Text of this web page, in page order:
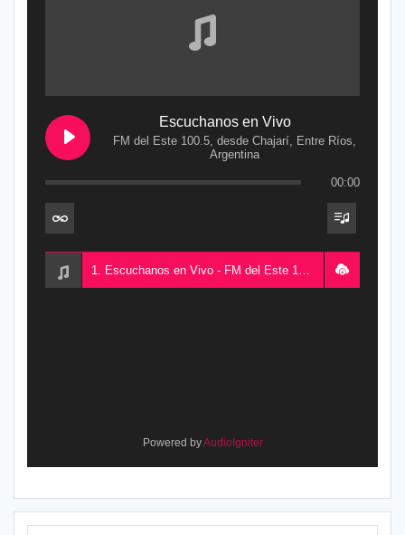
Escuchanos en Vivo
FM del Este 100.5, desde Chajarí, Entre Ríos,
Argentina
00:00
Powered byAudioIgniter